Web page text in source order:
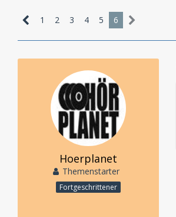
1 2 3 4 5 6
Hoerplanet
Themenstarter
Fortgeschrittener